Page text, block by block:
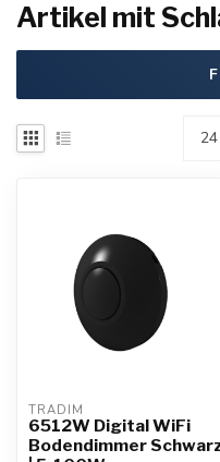
Artikel mit
TRADIM
6512W Digital WiFi
Bodendimmer